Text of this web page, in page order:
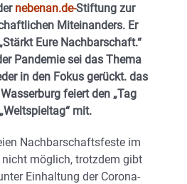
nebenan.de-Stiftung zur
Miteinanders. Er
Eure Nachbarschaft.“
Pandemie sei das Thema
in den Fokus gerückt. das
feiert den „Tag
mit.
Nachbarschaftsfeste im
möglich, trotzdem gibt
Einhaltung der Corona-